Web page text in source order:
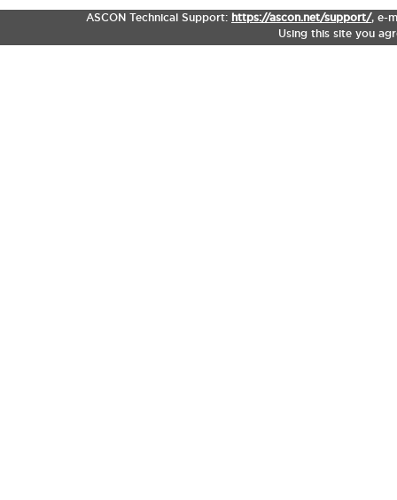
ASCON Technical Support: https://ascon.net/support/, e-
Using this site you